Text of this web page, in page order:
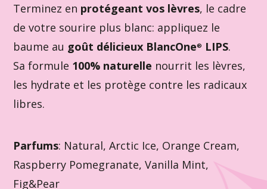
Terminez en protégeant vos lèvres, le cadre
de votre sourire plus blanc: appliquez le
baume au goût délicieux BlancOne® LIPS.
Sa formule 100% naturelle nourrit les lèvres,
les hydrate et les protège contre les radicaux
libres.
Parfums: Natural, Arctic Ice, Orange Cream,
Raspberry Pomegranate, Vanilla Mint,
Fig&Pear